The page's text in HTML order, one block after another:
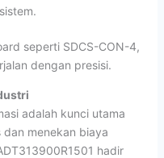
seperti SDCS-CON-4,
dengan presisi.
adalah kunci utama
menekan biaya
hadir